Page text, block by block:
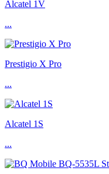
Alcatel 1V
...
Prestigio X Pro
...
Alcatel 1S
...